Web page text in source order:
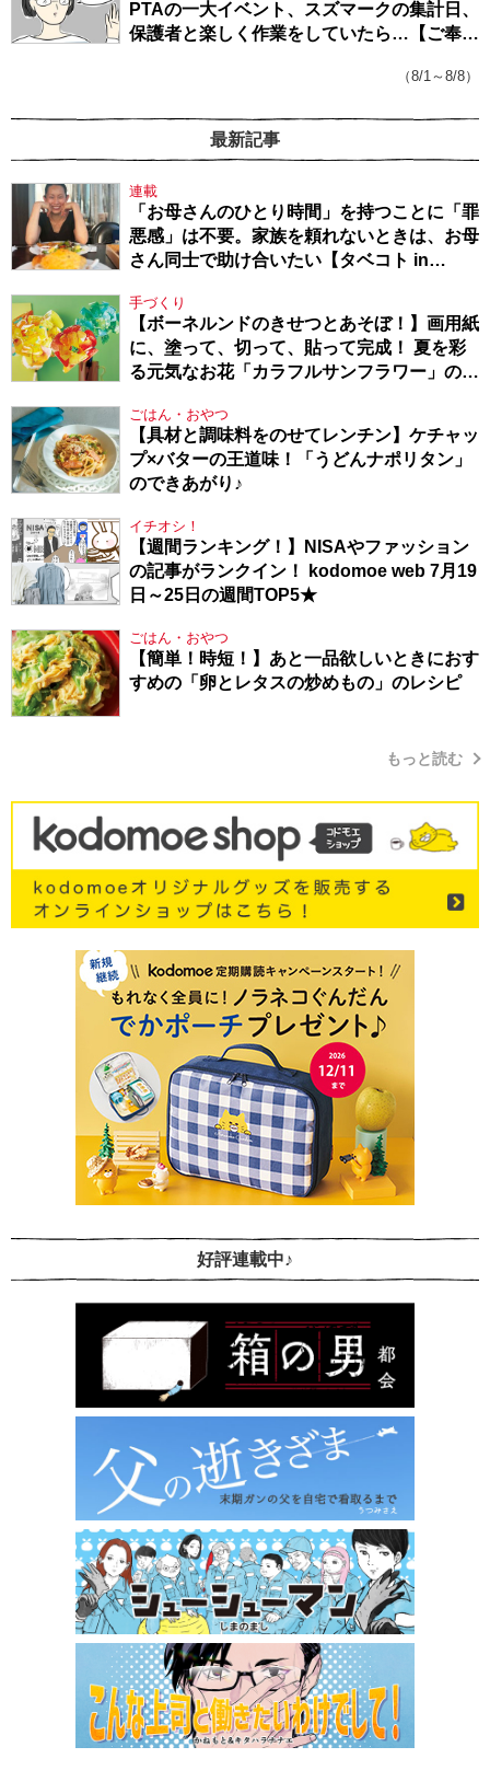
PTAの一大イベント、スズマークの集計日、
保護者と楽しく作業をしていたら…【ご奉仕
（8/1～8/8）
最新記事
連載
「お母さんのひとり時間」を持つことに「罪
悪感」は不要。家族を頼れないときは、お母
さん同士で助け合いたい【タベコト in
手づくり
【ボーネルンドのきせつとあそぼ！】画用紙
に、塗って、切って、貼って完成！ 夏を彩
る元気なお花「カラフルサンフラワー」の作
ごはん・おやつ
【具材と調味料をのせてレンチン】ケチャッ
プ×バターの王道味！「うどんナポリタン」
のできあがり♪
イチオシ！
【週間ランキング！】NISAやファッション
の記事がランクイン！ kodomoe web 7月19
日～25日の週間TOP5★
ごはん・おやつ
【簡単！時短！】あと一品欲しいときにおす
すめの「卵とレタスの炒めもの」のレシピ
もっと読む
好評連載中♪